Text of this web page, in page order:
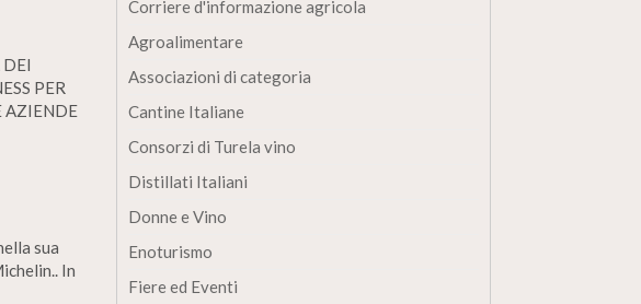
PER
AZIENDE
sua
In
Corriere d'informazione agricola
Agroalimentare
Associazioni di categoria
Cantine Italiane
Consorzi di Turela vino
Distillati Italiani
Donne e Vino
Enoturismo
Fiere ed Eventi